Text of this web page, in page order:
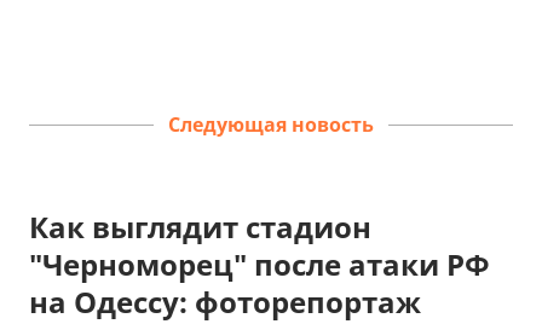
Следующая новость
Как выглядит стадион
"Черноморец" после атаки РФ
на Одессу: фоторепортаж